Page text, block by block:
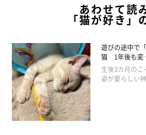
あわせて読
「猫が好き」
遊びの途中で
猫 1年後も
生後3カ月の
姿が愛らしい